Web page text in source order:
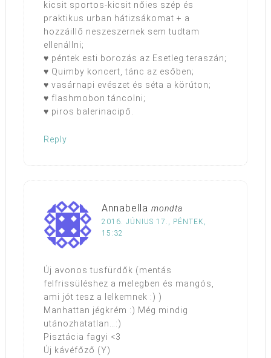
kicsit sportos-kicsit nőies szép és
praktikus urban hátizsákomat + a
hozzáillő neszeszernek sem tudtam
ellenállni;
♥ péntek esti borozás az Esetleg teraszán;
♥ Quimby koncert, tánc az esőben;
♥ vasárnapi evészet és séta a körúton;
♥ flashmobon táncolni;
♥ piros balerinacipő.
Reply
Annabella mondta
2016. JÚNIUS 17., PÉNTEK,
15:32
Új avonos tusfürdők (mentás
felfrissüléshez a melegben és mangós,
ami jót tesz a lelkemnek :) )
Manhattan jégkrém :) Még mindig
utánozhatatlan…:)
Pisztácia fagyi <3
Új kávéfőző (Y)